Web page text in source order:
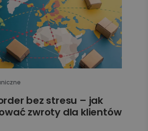
bez stresu – jak
zwroty dla klientów